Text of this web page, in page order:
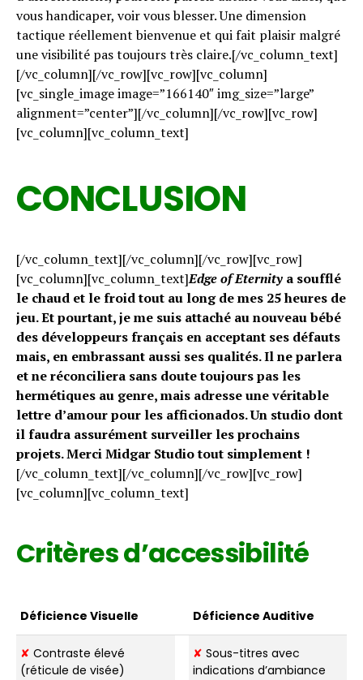
vous handicaper, voir vous blesser. Une dimension
tactique réellement bienvenue et qui fait plaisir malgré
une visibilité pas toujours très claire.[/vc_column_text]
[/vc_column][/vc_row][vc_row][vc_column]
[vc_single_image image=”166140″ img_size=”large”
alignment=”center”][/vc_column][/vc_row][vc_row]
[vc_column][vc_column_text]
CONCLUSION
[/vc_column_text][/vc_column][/vc_row][vc_row]
[vc_column][vc_column_text]Edge of Eternity a soufflé
le chaud et le froid tout au long de mes 25 heures de
jeu. Et pourtant, je me suis attaché au nouveau bébé
des développeurs français en acceptant ses défauts
mais, en embrassant aussi ses qualités. Il ne parlera
et ne réconciliera sans doute toujours pas les
hermétiques au genre, mais adresse une véritable
lettre d’amour pour les afficionados. Un studio dont
il faudra assurément surveiller les prochains
projets. Merci Midgar Studio tout simplement !
[/vc_column_text][/vc_column][/vc_row][vc_row]
[vc_column][vc_column_text]
Critères d’accessibilité
Déficience Visuelle Déficience Auditive
✘ Contraste élevé
(réticule de visée)
✘ Sous-titres avec
indications d’ambiance